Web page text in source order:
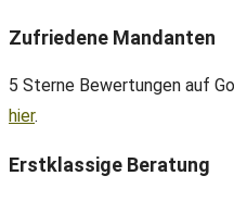
Zufriedene Mandanten
5 Sterne Bewertungen auf
hier.
Erstklassige Beratung